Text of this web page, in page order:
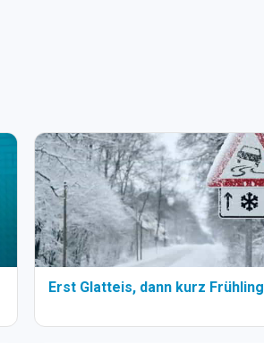
Erst Glatteis, dann kurz Frühling